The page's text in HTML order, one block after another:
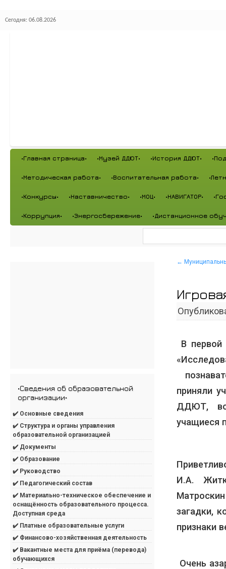
Сегодня: 06.08.2026
•Главная страница• •Музей ДДЮТ• •История ДДЮТ•
•Методическая работа• •Воспитательная работа•
•Конкурсы• •Наставничество• •МОЦ• •НАВИГАТОР•
•Коррупция• •Энергосбережение• •Дистанционное
←
В
приняли
ДДЮТ,
учащиеся
И.А.
загадки,
признаки
Очень
•Сведения об образовательной
организации•
✔️ Основные сведения
✔️ Структура и органы управления
образовательной организацией
✔️ Документы
✔️ Образование
✔️ Руководство
✔️ Педагогический состав
✔️ Материально-техническое обеспечение и
оснащённость образовательного процесса.
Доступная среда
✔️ Платные образовательные услуги
✔️ Финансово-хозяйственная деятельность
✔️ Вакантные места для приёма (перевода)
обучающихся